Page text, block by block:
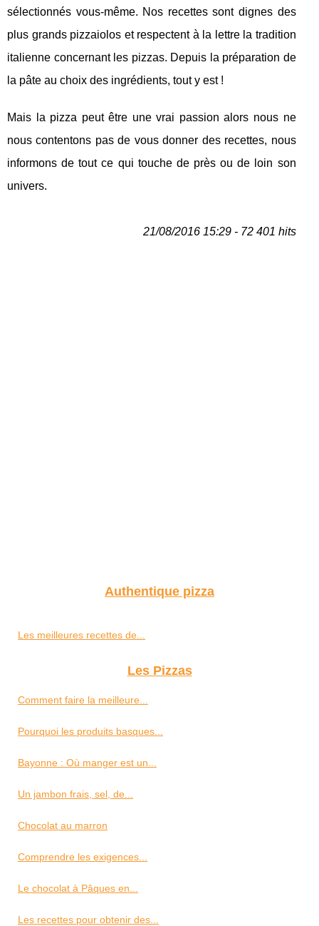
sélectionnés vous-même. Nos recettes sont dignes des
plus grands pizzaiolos et respectent à la lettre la tradition
italienne concernant les pizzas. Depuis la préparation de
la pâte au choix des ingrédients, tout y est !
Mais la pizza peut être une vrai passion alors nous ne
nous contentons pas de vous donner des recettes, nous
informons de tout ce qui touche de près ou de loin son
univers.
21/08/2016 15:29 - 72 401 hits
Authentique pizza
Les meilleures recettes de...
Les Pizzas
Comment faire la meilleure...
Pourquoi les produits basques...
Bayonne : Où manger est un...
Un jambon frais, sel, de...
Chocolat au marron
Comprendre les exigences...
Le chocolat à Pâques en...
Les recettes pour obtenir des...